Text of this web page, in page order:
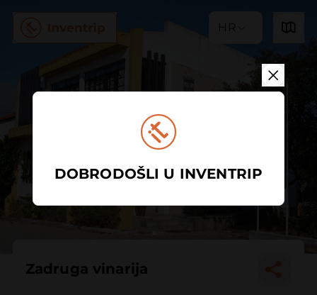
HR
Zadruga vinarija
DOBRODOŠLI U INVENTRIP